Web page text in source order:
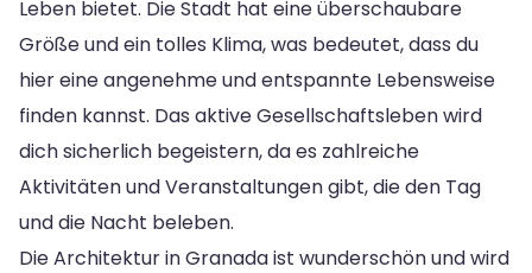
Leben bietet. Die Stadt hat eine überschaubare
Größe und ein tolles Klima, was bedeutet, dass du
hier eine angenehme und entspannte Lebensweise
finden kannst. Das aktive Gesellschaftsleben wird
dich sicherlich begeistern, da es zahlreiche
Aktivitäten und Veranstaltungen gibt, die den Tag
und die Nacht beleben.
Die Architektur in Granada ist wunderschön und wird